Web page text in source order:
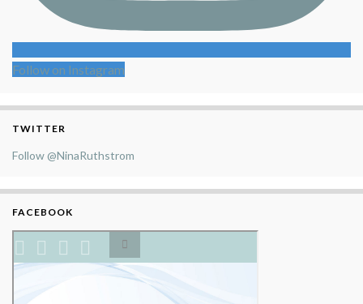
Follow on Instagram
TWITTER
Follow @NinaRuthstrom
FACEBOOK